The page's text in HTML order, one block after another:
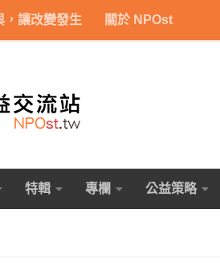
，讓改變發生 關於 NPOst
特輯 專欄 公益策略